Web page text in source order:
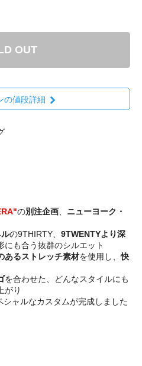
OUT
の値段詳細
の別注企画
ニューヨーク・
の9THIRTY、 9TWENTYより深
にも合う抜群のシルエット
あるストレッチ素材を使用し、快
を合わせた、どんなスタイルにも
がり
シャルなカスタムが完成しました